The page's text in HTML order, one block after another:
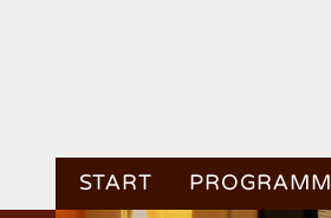
START PROGRAMM